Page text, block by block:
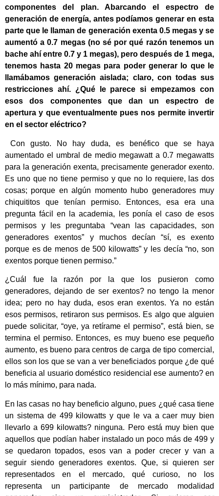
componentes del plan. Abarcando el espectro de
generación de energía, antes podíamos generar en esta
parte que le llaman de generación exenta 0.5 megas y se
aumentó a 0.7 megas (no sé por qué razón tenemos un
bache ahí entre 0.7 y 1 megas), pero después de 1 mega,
tenemos hasta 20 megas para poder generar lo que le
llamábamos generación aislada; claro, con todas sus
restricciones ahí. ¿Qué le parece si empezamos con
esos dos componentes que dan un espectro de
apertura y que eventualmente pues nos permite invertir
en el sector eléctrico?
Con gusto. No hay duda, es benéfico que se haya
aumentado el umbral de medio megawatt a 0.7 megawatts
para la generación exenta, precisamente generador exento.
Es uno que no tiene permiso y que no lo requiere, las dos
cosas; porque en algún momento hubo generadores muy
chiquititos que tenían permiso. Entonces, esa era una
pregunta fácil en la academia, les ponía el caso de esos
permisos y les preguntaba “vean las capacidades, son
generadores exentos” y muchos decían “sí, es exento
porque es de menos de 500 kilowatts” y les decía “no, son
exentos porque tienen permiso.”
¿Cuál fue la razón por la que los pusieron como
generadores, dejando de ser exentos? no tengo la menor
idea; pero no hay duda, esos eran exentos. Ya no están
esos permisos, retiraron sus permisos. Es algo que alguien
puede solicitar, “oye, ya retírame el permiso”, está bien, se
termina el permiso. Entonces, es muy bueno ese pequeño
aumento, es bueno para centros de carga de tipo comercial,
ellos son los que se van a ver beneficiados porque ¿de qué
beneficia al usuario doméstico residencial ese aumento? en
lo más mínimo, para nada.
En las casas no hay beneficio alguno, pues ¿qué casa tiene
un sistema de 499 kilowatts y que le va a caer muy bien
llevarlo a 699 kilowatts? ninguna. Pero está muy bien que
aquellos que podían haber instalado un poco más de 499 y
se quedaron topados, esos van a poder crecer y van a
seguir siendo generadores exentos. Que, si quieren ser
representados en el mercado, qué curioso, no los
representa un participante de mercado modalidad